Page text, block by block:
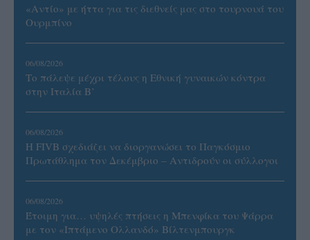
«Αντίο» με ήττα για τις διεθνείς μας στο τουρνουά του
Ουρμπίνο
06/08/2026
Το πάλεψε μέχρι τέλους η Εθνική γυναικών κόντρα
στην Ιταλία Β’
06/08/2026
Η FIVB σχεδιάζει να διοργανώσει το Παγκόσμιο
Πρωτάθλημα τον Δεκέμβριο – Αντιδρούν οι σύλλογοι
06/08/2026
Έτοιμη για… υψηλές πτήσεις η Μπενφίκα του Ψάρρα
με τον «Ιπτάμενο Ολλανδό» Βίλτενμπουργκ